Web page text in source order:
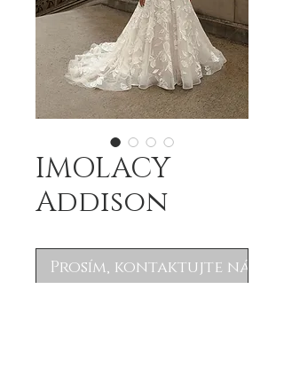
IMOLACY
Addison
Prosím, kontaktujte nás